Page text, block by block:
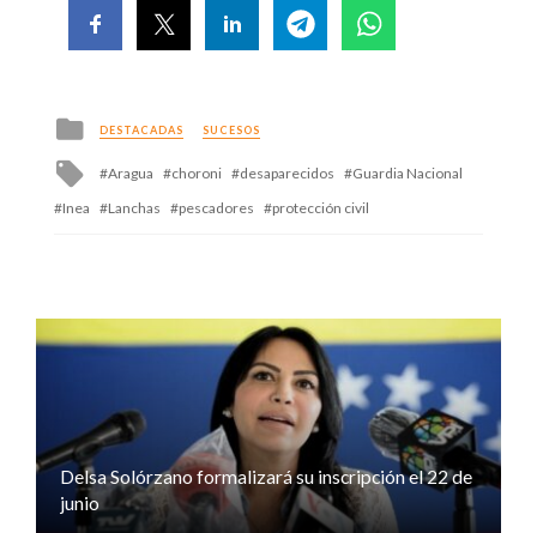
Posted
in
DESTACADAS SUCESOS
Tagged
Aragua choroni desaparecidos
Guardia Nacional
Inea
Lanchas pescadores protección civil
Delsa Solórzano formalizará su inscripción el 22 de
junio